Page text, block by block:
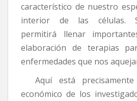
característico de nuestro
interior de las células.
permitirá llenar
elaboración de terapias
enfermedades que nos
Aquí está
económico de los